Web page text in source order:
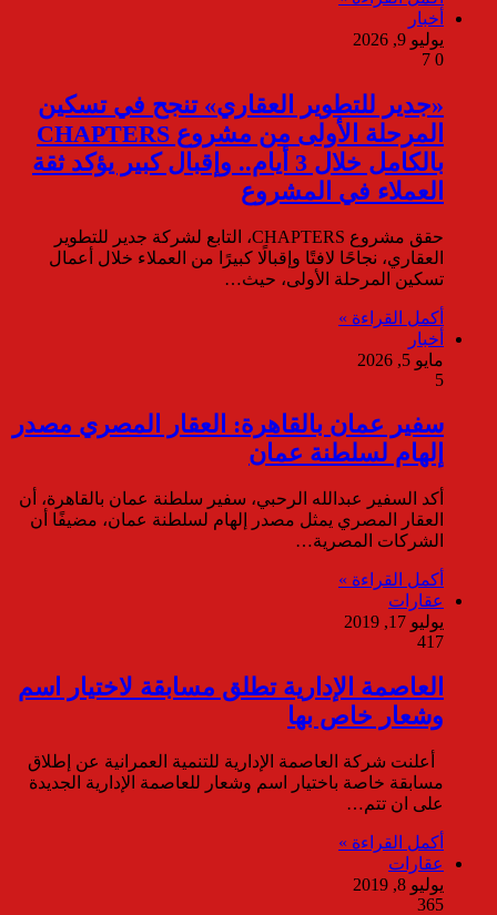
أخبار
يوليو 9, 2026
0
«جدير للتطوير العقاري» تنجح في تسكين
المرحلة الأولى من مشروع CHAPTERS
بالكامل خلال 3 أيام.. وإقبال كبير يؤكد ثقة
العملاء في المشروع
حقق مشروع CHAPTERS، التابع لشركة جدير للتطوير
العقاري، نجاحًا لافتًا وإقبالًا كبيرًا من العملاء خلال أعمال
تسكين المرحلة الأولى، حيث…
أكمل القراءة »
أخبار
مايو 5, 2026
5
سفير عمان بالقاهرة: العقار المصري مصدر
إلهام لسلطنة عمان
أكد السفير عبدالله الرحبي، سفير سلطنة عمان بالقاهرة، أن
العقار المصري يمثل مصدر إلهام لسلطنة عمان، مضيفًا أن
الشركات المصرية…
أكمل القراءة »
عقارات
يوليو 17, 2019
417
العاصمة الإدارية تطلق مسابقة لاختيار اسم
وشعار خاص بها
أعلنت شركة العاصمة الإدارية للتنمية العمرانية عن إطلاق
مسابقة خاصة باختيار اسم وشعار للعاصمة الإدارية الجديدة
على ان تتم…
أكمل القراءة »
عقارات
يوليو 8, 2019
365